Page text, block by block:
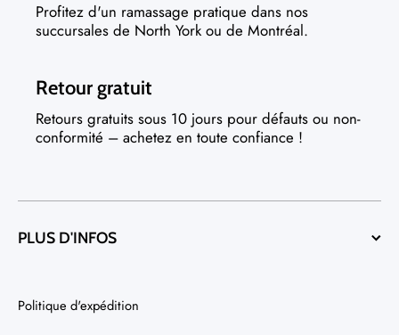
Profitez d'un ramassage pratique dans nos
succursales de North York ou de Montréal.
Retour gratuit
Retours gratuits sous 10 jours pour défauts ou non-
conformité – achetez en toute confiance !
PLUS D'INFOS
Politique d'expédition